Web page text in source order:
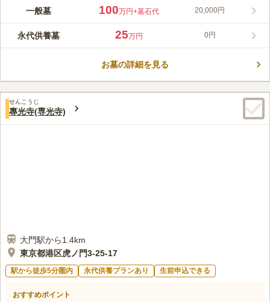
浄運院は、東京都港区芝に位置する増上寺山内寺院の一つで、都
は阿弥陀如来が安置され、心の安らぎと癒しを求める多くの方に
親しまれています。起立年代は不詳ながら、文化3年（1806）や
家、内藤家など名だたる大名の宿坊としての歴史も伝えられてい
歩約2分をはじめ、複数路線からのアクセスも良好で、気軽にお
参りいただける寺院です。
この霊園はまだ誰からも評価されていません。
一般墓 100万円+墓石代 20,000円
永代供養墓 25万円 0円
お墓の詳細を見る
せんこうじ
專光寺(専光寺)
大門駅から1.4km
東京都港区虎ノ門3-25-17
駅から徒歩5分圏内 永代供養プランあり 生前申込できる
おすすめポイント